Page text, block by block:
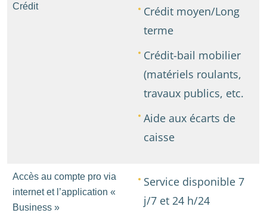
Crédit
Crédit moyen/Long
terme
Crédit-bail mobilier
(matériels roulants,
travaux publics, etc.
Aide aux écarts de
caisse
Accès au compte pro via
internet et l’application «
Business »
Service disponible 7
j/7 et 24 h/24